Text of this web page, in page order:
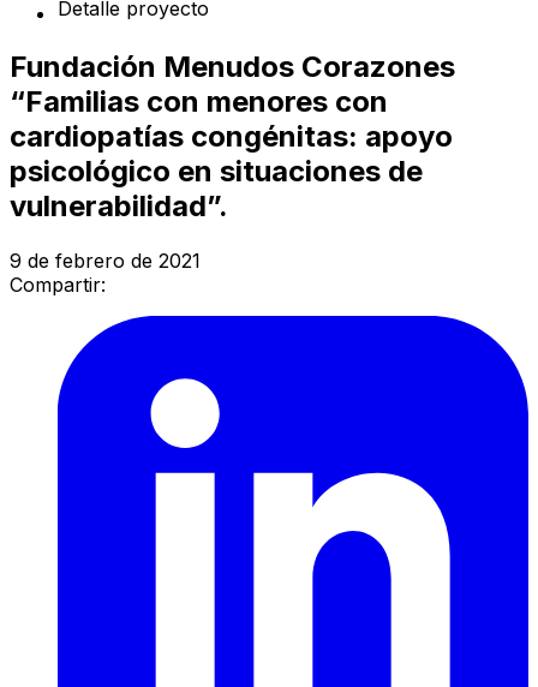
Detalle proyecto
Fundación Menudos Corazones
“Familias con menores con
cardiopatías congénitas: apoyo
psicológico en situaciones de
vulnerabilidad”.
9 de febrero de 2021
Compartir: